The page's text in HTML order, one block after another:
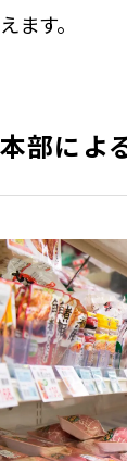
えます。
本部によ